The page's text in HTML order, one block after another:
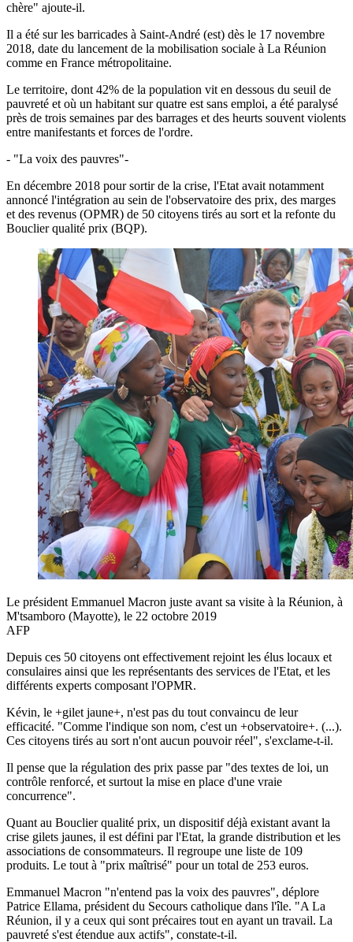
chère" ajoute-il.
Il a été sur les barricades à Saint-André (est) dès le 17 novembre
2018, date du lancement de la mobilisation sociale à La Réunion
comme en France métropolitaine.
Le territoire, dont 42% de la population vit en dessous du seuil de
pauvreté et où un habitant sur quatre est sans emploi, a été paralysé
près de trois semaines par des barrages et des heurts souvent violents
entre manifestants et forces de l'ordre.
- "La voix des pauvres"-
En décembre 2018 pour sortir de la crise, l'Etat avait notamment
annoncé l'intégration au sein de l'observatoire des prix, des marges
et des revenus (OPMR) de 50 citoyens tirés au sort et la refonte du
Bouclier qualité prix (BQP).
Le président Emmanuel Macron juste avant sa visite à la Réunion, à
M'tsamboro (Mayotte), le 22 octobre 2019
AFP
Depuis ces 50 citoyens ont effectivement rejoint les élus locaux et
consulaires ainsi que les représentants des services de l'Etat, et les
différents experts composant l'OPMR.
Kévin, le +gilet jaune+, n'est pas du tout convaincu de leur
efficacité. "Comme l'indique son nom, c'est un +observatoire+. (...).
Ces citoyens tirés au sort n'ont aucun pouvoir réel", s'exclame-t-il.
Il pense que la régulation des prix passe par "des textes de loi, un
contrôle renforcé, et surtout la mise en place d'une vraie
concurrence".
Quant au Bouclier qualité prix, un dispositif déjà existant avant la
crise gilets jaunes, il est défini par l'Etat, la grande distribution et les
associations de consommateurs. Il regroupe une liste de 109
produits. Le tout à "prix maîtrisé" pour un total de 253 euros.
Emmanuel Macron "n'entend pas la voix des pauvres", déplore
Patrice Ellama, président du Secours catholique dans l'île. "A La
Réunion, il y a ceux qui sont précaires tout en ayant un travail. La
pauvreté s'est étendue aux actifs", constate-t-il.